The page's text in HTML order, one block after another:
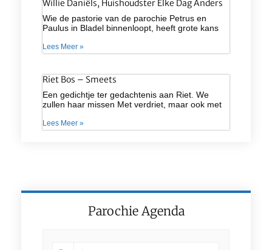
Willie Daniëls, Huishoudster Elke Dag Anders
Wie de pastorie van de parochie Petrus en
Paulus in Bladel binnenloopt, heeft grote kans
Lees Meer »
Riet Bos – Smeets
Een gedichtje ter gedachtenis aan Riet. We
zullen haar missen Met verdriet, maar ook met
Lees Meer »
Parochie Agenda